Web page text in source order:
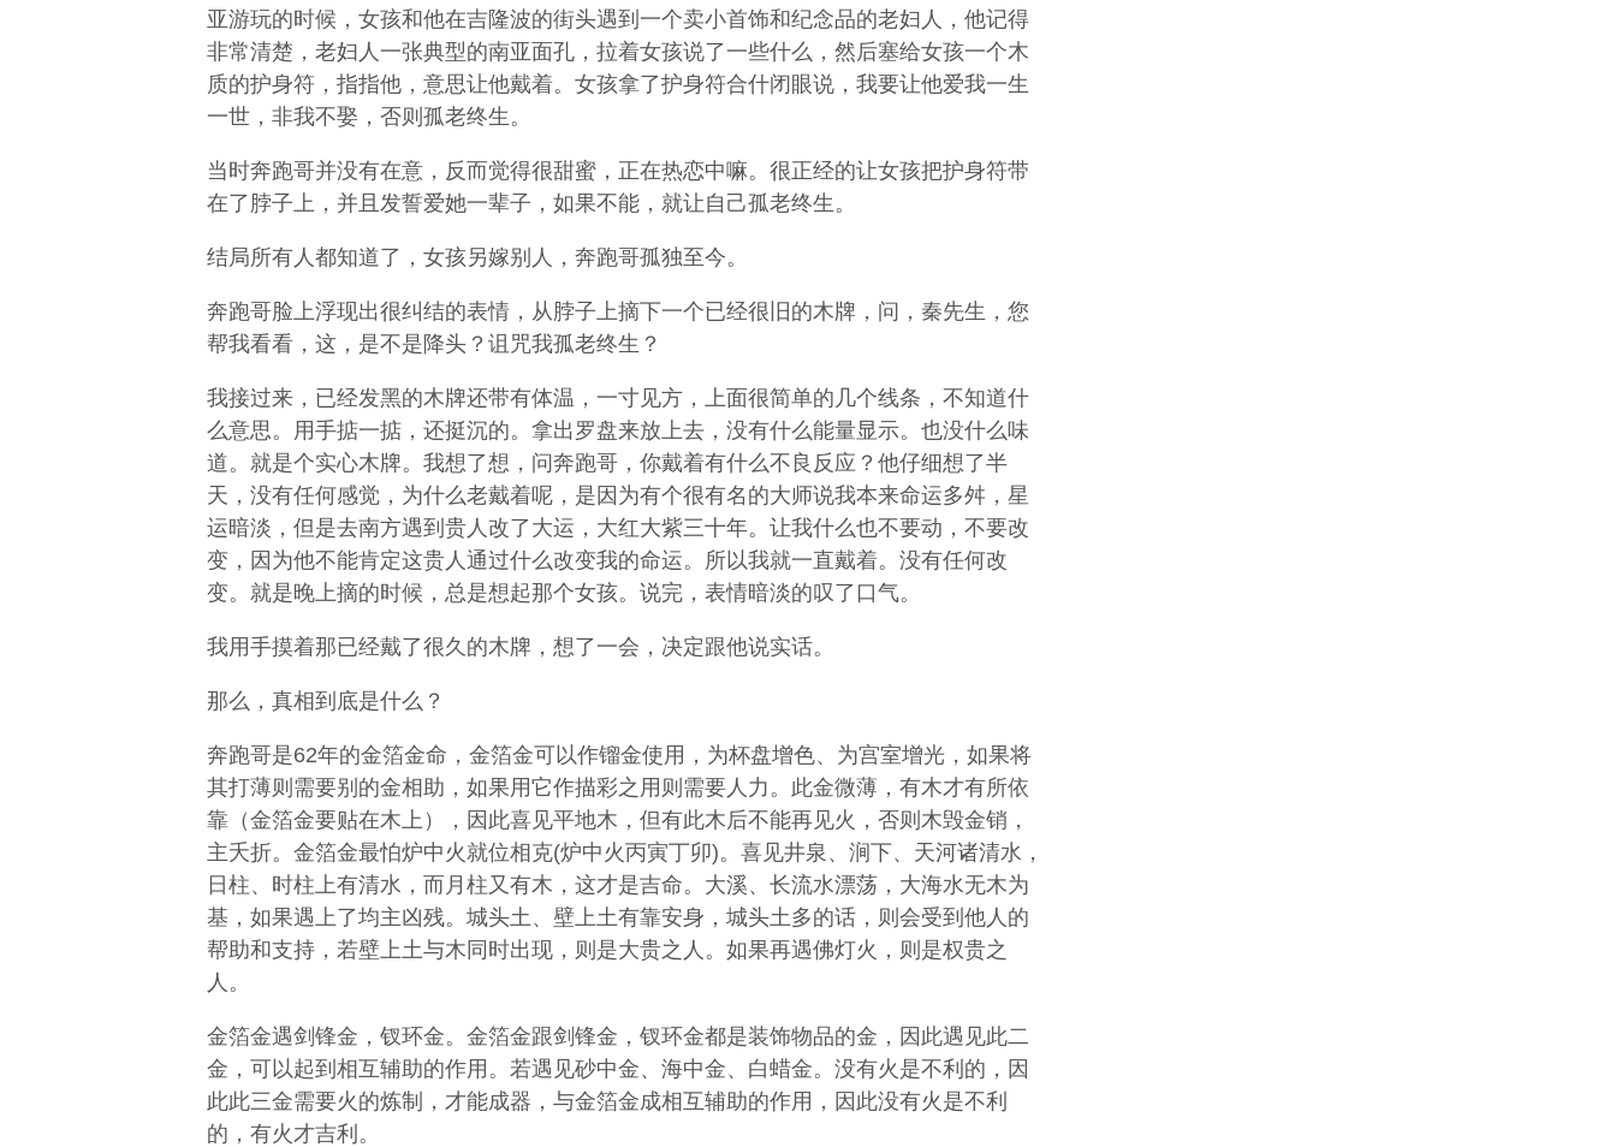
亚游玩的时候，女孩和他在吉隆波的街头遇到一个卖小首饰和纪念品的老妇人，他记得
非常清楚，老妇人一张典型的南亚面孔，拉着女孩说了一些什么，然后塞给女孩一个木
质的护身符，指指他，意思让他戴着。女孩拿了护身符合什闭眼说，我要让他爱我一生
一世，非我不娶，否则孤老终生。
当时奔跑哥并没有在意，反而觉得很甜蜜，正在热恋中嘛。很正经的让女孩把护身符带
在了脖子上，并且发誓爱她一辈子，如果不能，就让自己孤老终生。
结局所有人都知道了，女孩另嫁别人，奔跑哥孤独至今。
奔跑哥脸上浮现出很纠结的表情，从脖子上摘下一个已经很旧的木牌，问，秦先生，您
帮我看看，这，是不是降头？诅咒我孤老终生？
我接过来，已经发黑的木牌还带有体温，一寸见方，上面很简单的几个线条，不知道什
么意思。用手掂一掂，还挺沉的。拿出罗盘来放上去，没有什么能量显示。也没什么味
道。就是个实心木牌。我想了想，问奔跑哥，你戴着有什么不良反应？他仔细想了半
天，没有任何感觉，为什么老戴着呢，是因为有个很有名的大师说我本来命运多舛，星
运暗淡，但是去南方遇到贵人改了大运，大红大紫三十年。让我什么也不要动，不要改
变，因为他不能肯定这贵人通过什么改变我的命运。所以我就一直戴着。没有任何改
变。就是晚上摘的时候，总是想起那个女孩。说完，表情暗淡的叹了口气。
我用手摸着那已经戴了很久的木牌，想了一会，决定跟他说实话。
那么，真相到底是什么？
奔跑哥是62年的金箔金命，金箔金可以作镏金使用，为杯盘增色、为宫室增光，如果将
其打薄则需要别的金相助，如果用它作描彩之用则需要人力。此金微薄，有木才有所依
靠（金箔金要贴在木上），因此喜见平地木，但有此木后不能再见火，否则木毁金销，
主夭折。金箔金最怕炉中火就位相克(炉中火丙寅丁卯)。喜见井泉、涧下、天河诸清水，
日柱、时柱上有清水，而月柱又有木，这才是吉命。大溪、长流水漂荡，大海水无木为
基，如果遇上了均主凶残。城头土、壁上土有靠安身，城头土多的话，则会受到他人的
帮助和支持，若壁上土与木同时出现，则是大贵之人。如果再遇佛灯火，则是权贵之
人。
金箔金遇剑锋金，钗环金。金箔金跟剑锋金，钗环金都是装饰物品的金，因此遇见此二
金，可以起到相互辅助的作用。若遇见砂中金、海中金、白蜡金。没有火是不利的，因
此此三金需要火的炼制，才能成器，与金箔金成相互辅助的作用，因此没有火是不利
的，有火才吉利。